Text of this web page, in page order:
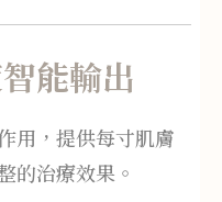
智能輸出
用，提供每寸肌膚
的治療效果。